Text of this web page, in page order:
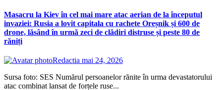
Masacru la Kiev în cel mai mare atac aerian de la începutul
invaziei: Rusia a lovit capitala cu rachete Oreșnik și 600 de
drone, lăsând în urmă zeci de clădiri distruse și peste 80 de
răniți
Redactia mai 24, 2026
Sursa foto: SES Numărul persoanelor rănite în urma devastatorului
atac combinat lansat de forțele ruse...